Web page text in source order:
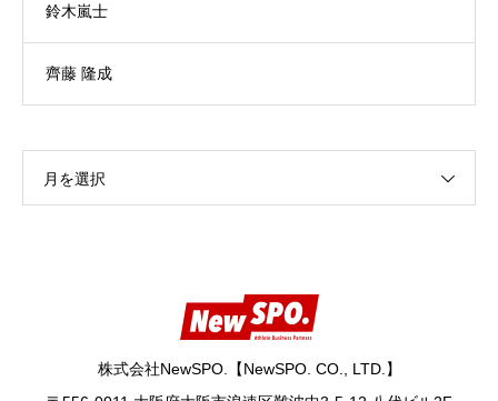
鈴木嵐士
齊藤 隆成
月を選択
株式会社NewSPO.【NewSPO. CO., LTD.】